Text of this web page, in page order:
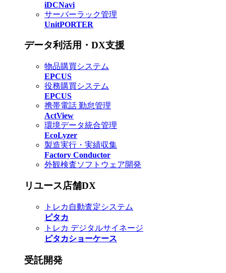
iDCNavi
サーバーラック管理
UnitPORTER
データ利活用・DX支援
物品購買システム
EPCUS
役務購買システム
EPCUS
携帯電話 勤怠管理
ActView
環境データ統合管理
EcoLyzer
製造実行・実績収集
Factory Conductor
外観検査ソフトウェア開発
リユース店舗DX
トレカ自動査定システム
ピタカ
トレカ デジタルサイネージ
ピタカショーケース
受託開発